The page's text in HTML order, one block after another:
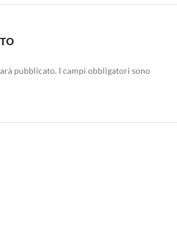
pubblicato. I campi obbligatori sono